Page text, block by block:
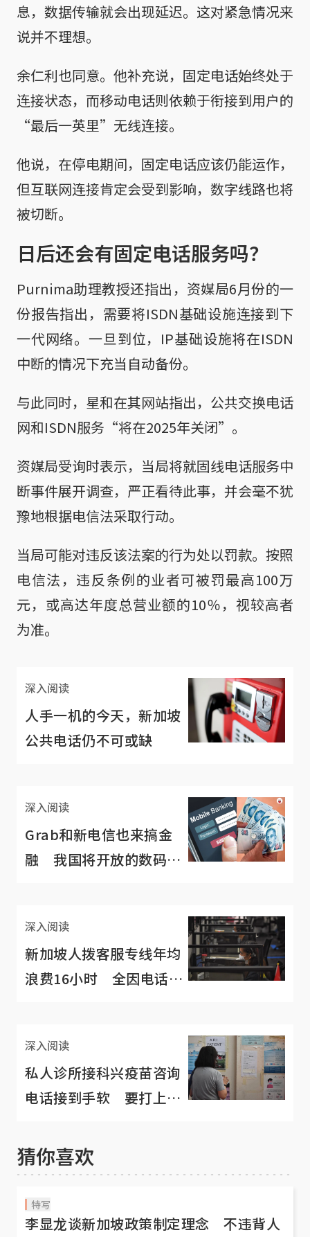
息，数据传输就会出现延迟。这对紧急情况来
说并不理想。
余仁利也同意。他补充说，固定电话始终处于
连接状态，而移动电话则依赖于衔接到用户的
“最后一英里”无线连接。
他说，在停电期间，固定电话应该仍能运作，
但互联网连接肯定会受到影响，数字线路也将
被切断。
日后还会有固定电话服务吗？
Purnima助理教授还指出，资媒局6月份的一
份报告指出，需要将ISDN基础设施连接到下
一代网络。一旦到位，IP基础设施将在ISDN
中断的情况下充当自动备份。
与此同时，星和在其网站指出，公共交换电话
网和ISDN服务“将在2025年关闭”。
资媒局受询时表示，当局将就固线电话服务中
断事件展开调查，严正看待此事，并会毫不犹
豫地根据电信法采取行动。
当局可能对违反该法案的行为处以罚款。按照
电信法，违反条例的业者可被罚最高100万
元，或高达年度总营业额的10％，视较高者
为准。
深入阅读
人手一机的今天，新加坡
公共电话仍不可或缺
深入阅读
Grab和新电信也来搞金
融 我国将开放的数码银
深入阅读
新加坡人拨客服专线年均
浪费16小时 全因电话另
深入阅读
私人诊所接科兴疫苗咨询
电话接到手软 要打上恐
猜你喜欢
特写
李显龙谈新加坡政策制定理念 不违背人